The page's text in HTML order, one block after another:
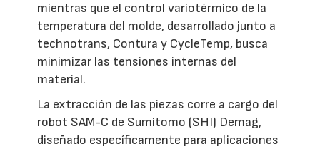
mientras que el control variotérmico de la
temperatura del molde, desarrollado junto a
technotrans, Contura y CycleTemp, busca
minimizar las tensiones internas del
material.
La extracción de las piezas corre a cargo del
robot SAM-C de Sumitomo (SHI) Demag,
diseñado específicamente para aplicaciones